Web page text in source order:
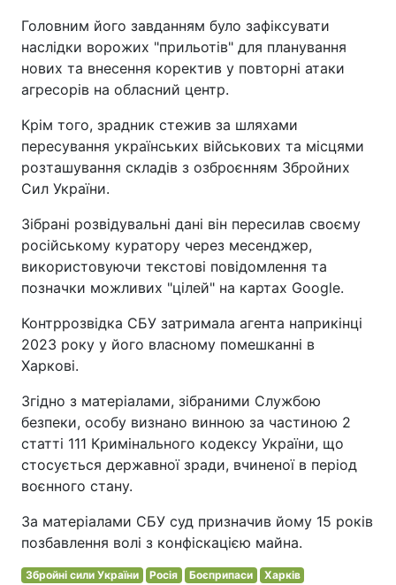
Головним його завданням було зафіксувати
наслідки ворожих "прильотів" для планування
нових та внесення коректив у повторні атаки
агресорів на обласний центр.
Крім того, зрадник стежив за шляхами
пересування українських військових та місцями
розташування складів з озброєнням Збройних
Сил України.
Зібрані розвідувальні дані він пересилав своєму
російському куратору через месенджер,
використовуючи текстові повідомлення та
позначки можливих "цілей" на картах Google.
Контррозвідка СБУ затримала агента наприкінці
2023 року у його власному помешканні в
Харкові.
Згідно з матеріалами, зібраними Службою
безпеки, особу визнано винною за частиною 2
статті 111 Кримінального кодексу України, що
стосується державної зради, вчиненої в період
воєнного стану.
За матеріалами СБУ суд призначив йому 15 років
позбавлення волі з конфіскацією майна.
Збройні сили України Росія Боєприпаси
Харків